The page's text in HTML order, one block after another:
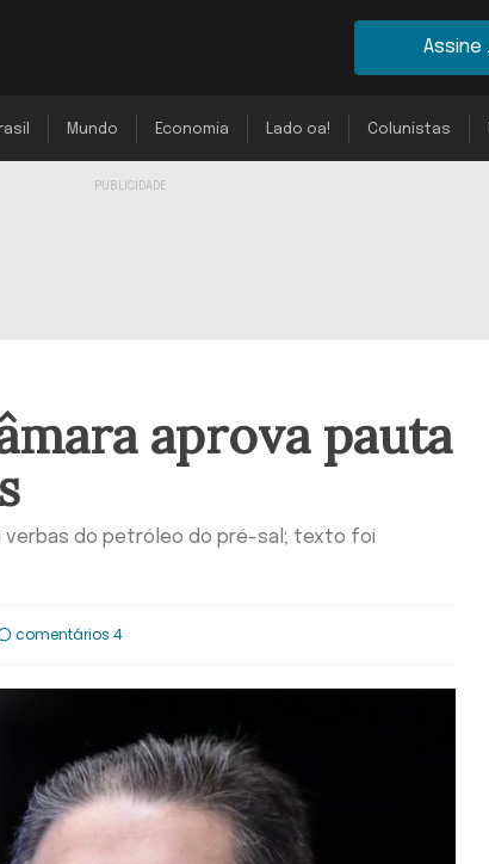
Assine
Mundo Economia Lado oa! Colunistas
aprova pauta
verbas do petróleo do pré-sal; texto foi
comentários 4